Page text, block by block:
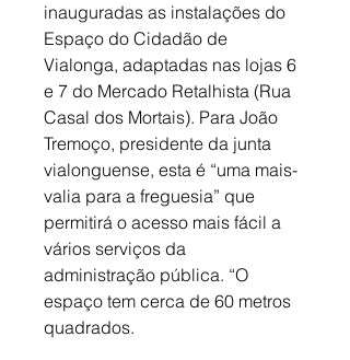
inauguradas as instalações do
Espaço do Cidadão de
Vialonga, adaptadas nas lojas 6
e 7 do Mercado Retalhista (Rua
Casal dos Mortais). Para João
Tremoço, presidente da junta
vialonguense, esta é “uma mais-
valia para a freguesia” que
permitirá o acesso mais fácil a
vários serviços da
administração pública. “O
espaço tem cerca de 60 metros
quadrados.